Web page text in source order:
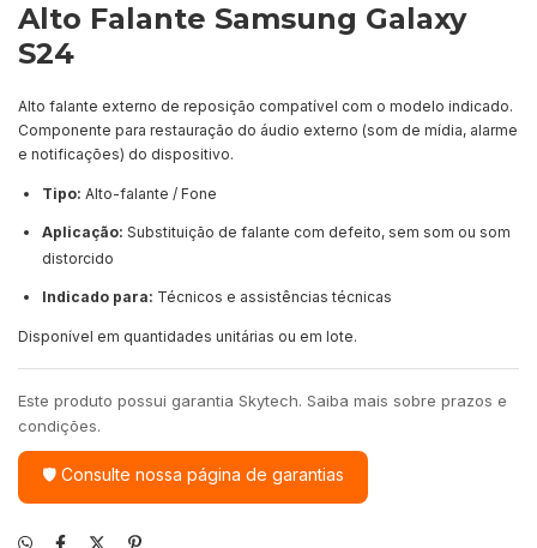
Alto Falante Samsung Galaxy
S24
Alto falante externo de reposição compatível com o modelo indicado.
Componente para restauração do áudio externo (som de mídia, alarme
e notificações) do dispositivo.
Tipo: Alto-falante / Fone
Aplicação: Substituição de falante com defeito, sem som ou som
distorcido
Indicado para: Técnicos e assistências técnicas
Disponível em quantidades unitárias ou em lote.
Este produto possui garantia Skytech. Saiba mais sobre prazos e
condições.
🛡 Consulte nossa página de garantias